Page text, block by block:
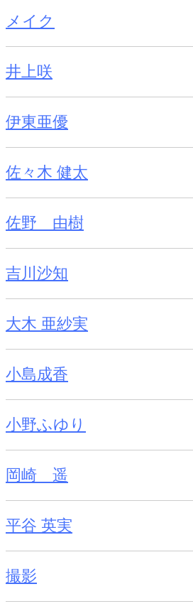
メイク
井上咲
伊東亜優
佐々木 健太
佐野 由樹
吉川沙知
大木 亜紗実
小島成香
小野ふゆり
岡崎 遥
平谷 英実
撮影